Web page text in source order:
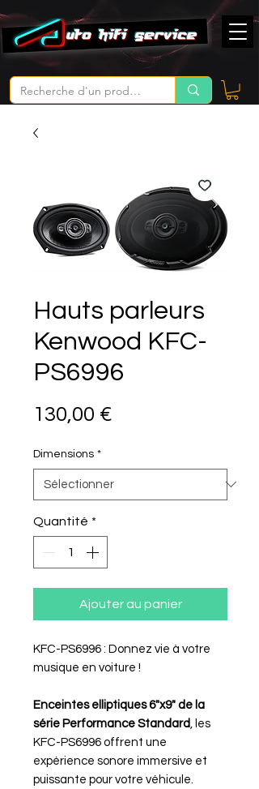
Hauts parleurs
Kenwood KFC-
PS6996
130,00 €
Dimensions *
Quantité *
Ajouter au panier
KFC-PS6996 : Donnez vie à votre
musique en voiture !
Enceintes elliptiques 6"x9" de la
série Performance Standard
, les
KFC-PS6996 offrent une
expérience sonore immersive et
puissante pour votre véhicule.